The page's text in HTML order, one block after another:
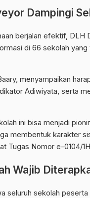
Dampingi
berjalan efektif, DLH
di 66 sekolah
menyampaikan
Adiwiyata, serta
ini bisa menjadi
membentuk karakter
Tugas Nomor e-0104/
Wajib
seluruh sekolah